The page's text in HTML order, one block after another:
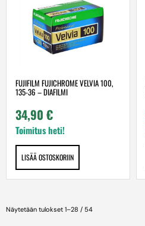
FUJIFILM FUJICHROME VELVIA 100,
135-36 – DIAFILMI
34,90 €
Toimitus heti!
LISÄÄ OSTOSKORIIN
Näytetään tulokset 1–28 / 54